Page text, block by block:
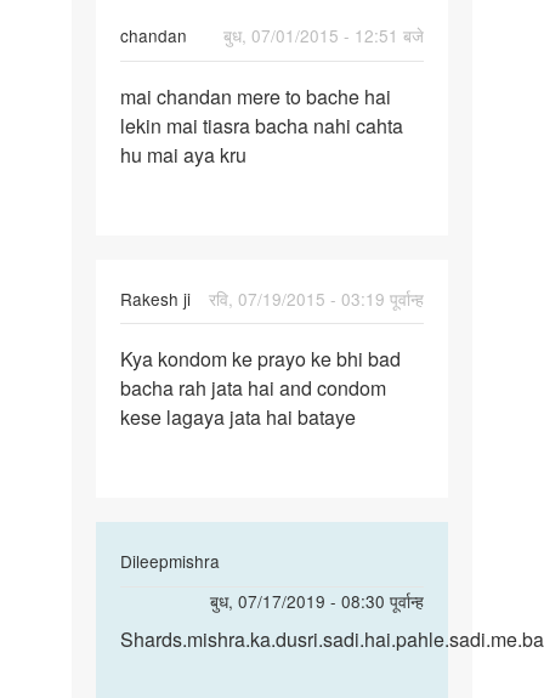
chandan
बुध, 07/01/2015 - 12:51 बजे
mai
chandan
mere
mai chandan mere to bache hai
lekin mai tiasra bacha nahi cahta
hu mai aya kru
Rakesh ji
रवि, 07/19/2015 - 03:19 पूर्वान्ह
Kya
kondom
ke
Kya kondom ke prayo ke bhi bad
bacha rah jata hai and condom
kese lagaya jata hai bataye
Dileepmishra
बुध, 07/17/2019 - 08:30 पूर्वान्ह
to
Kya